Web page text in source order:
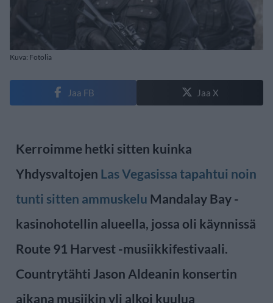
Kuva: Fotolia
Jaa FB Jaa X
Kerroimme hetki sitten kuinka
Yhdysvaltojen Las Vegasissa tapahtui noin
tunti sitten ammuskelu Mandalay Bay -
kasinohotellin alueella, jossa oli käynnissä
Route 91 Harvest -musiikkifestivaali.
Countrytähti Jason Aldeanin konsertin
aikana musiikin yli alkoi kuulua